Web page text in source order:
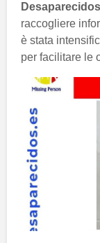
Desaparecidos
raccogliere
è stata
per facilitare le